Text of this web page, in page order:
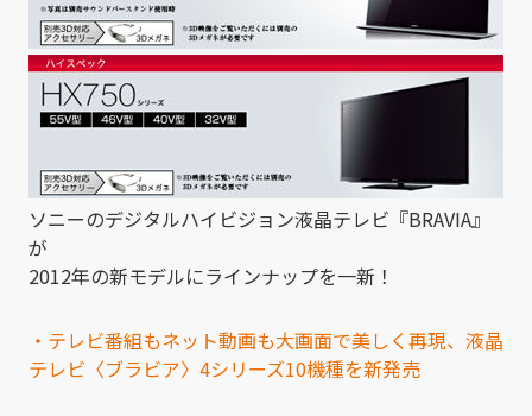
ソニーのデジタルハイビジョン液晶テレビ『BRAVIA』
が
2012年の新モデルにラインナップを一新！
・テレビ番組もネット動画も大画面で美しく再現、液晶
テレビ〈ブラビア〉4シリーズ10機種を新発売